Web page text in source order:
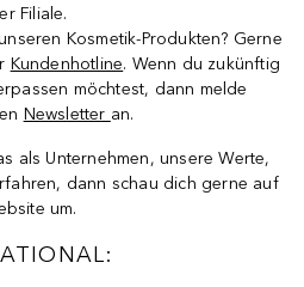
Filiale.
Kosmetik-Produkten? Gerne
Kundenhotline. Wenn du zukünftig
möchtest, dann melde
Newsletter an.
als Unternehmen, unsere Werte,
dann schau dich gerne auf
um.